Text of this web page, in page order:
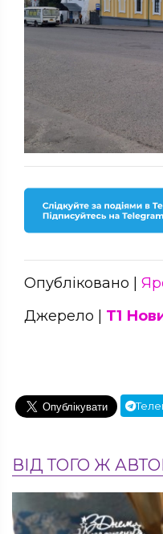
Опубліковано |
Джерело | Т1
ВІД ТОГО Ж